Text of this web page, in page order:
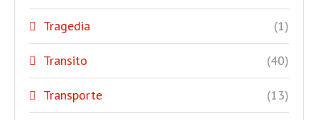
Tragedia (1)
Transito (40)
Transporte (13)